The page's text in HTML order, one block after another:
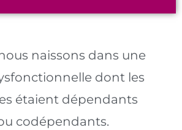
naissons dans une
dont les
étaient dépendants
codépendants.